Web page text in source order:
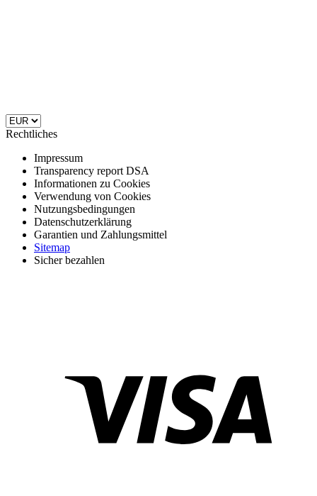
Rechtliches
Impressum
Transparency report DSA
Informationen zu Cookies
Verwendung von Cookies
Nutzungsbedingungen
Datenschutzerklärung
Garantien und Zahlungsmittel
Sitemap
Sicher bezahlen